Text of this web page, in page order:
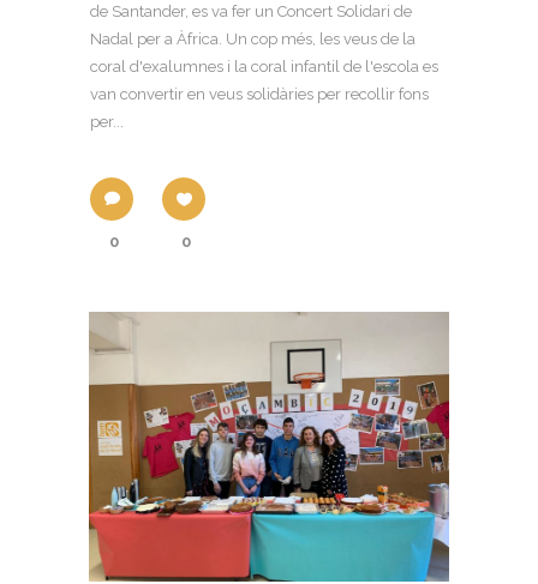
de Santander, es va fer un Concert Solidari de
Nadal per a Àfrica. Un cop més, les veus de la
coral d'exalumnes i la coral infantil de l'escola es
van convertir en veus solidàries per recollir fons
per...
0 0